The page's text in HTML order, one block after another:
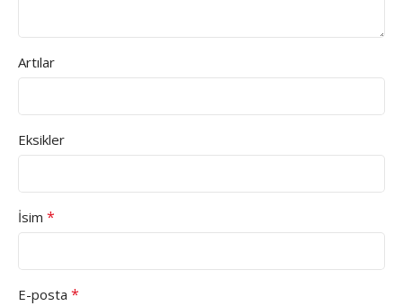
Artılar
Eksikler
İsim *
E-posta *